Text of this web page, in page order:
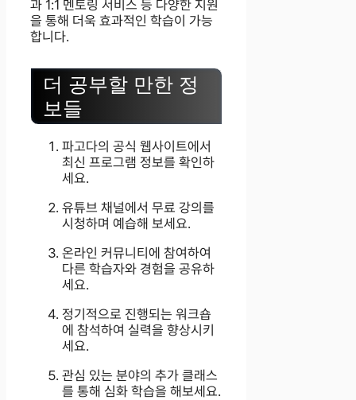
과 1:1 멘토링 서비스 등 다양한 지원
을 통해 더욱 효과적인 학습이 가능
합니다.
더 공부할 만한 정
보들
파고다의 공식 웹사이트에서
최신 프로그램 정보를 확인하
세요.
유튜브 채널에서 무료 강의를
시청하며 예습해 보세요.
온라인 커뮤니티에 참여하여
다른 학습자와 경험을 공유하
세요.
정기적으로 진행되는 워크숍
에 참석하여 실력을 향상시키
세요.
관심 있는 분야의 추가 클래스
를 통해 심화 학습을 해보세요.